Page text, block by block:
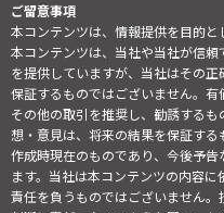
ご留意事項
本コンテンツは、情報提供を目的と
本コンテンツは、当社や当社が信
を提供していますが、当社はその
保証するものではございません。有
その他の取引を推奨し、勧誘する
想・意見は、将来の結果を保証す
作成時現在のものであり、今後予
ます。当社は本コンテンツの内容
責任を負うものではございません